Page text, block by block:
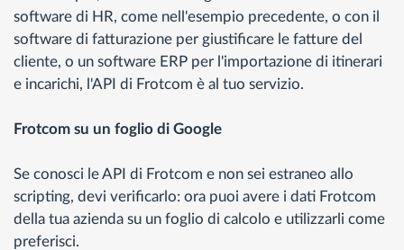
software di HR, come nell'esempio precedente, o con il
software di fatturazione per giustificare le fatture del
cliente, o un software ERP per l'importazione di itinerari
e incarichi, l'API di Frotcom è al tuo servizio.
Frotcom su un foglio di Google
Se conosci le API di Frotcom e non sei estraneo allo
scripting, devi verificarlo: ora puoi avere i dati Frotcom
della tua azienda su un foglio di calcolo e utilizzarli come
preferisci.